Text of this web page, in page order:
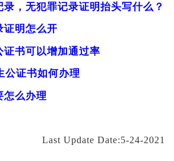
，无犯罪记录证明抬头写什么？
证明怎么开
证书可以增加通过率
公证书如何办理
怎么办理
Last Update Date:5-24-2021